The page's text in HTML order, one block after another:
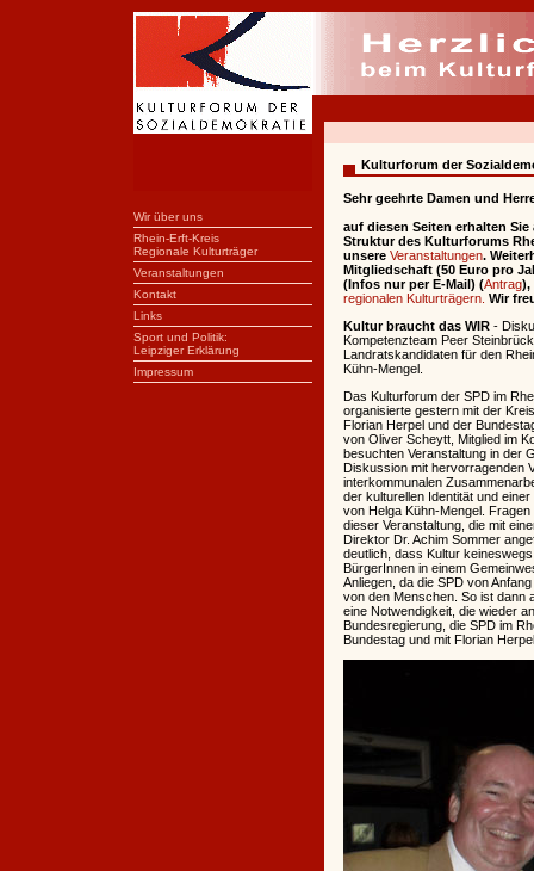
Wir über uns
Rhein-Erft-Kreis
Regionale Kulturträger
Veranstaltungen
Kontakt
Links
Sport und Politik:
Leipziger Erklärung
Impressum
Kulturforum der
Sehr geehrte Damen und
auf diesen Seiten erhalten
Struktur des Kulturforums
unsere Veranstaltungen.
Mitgliedschaft (50 Euro pro
(Infos nur per E-Mail) (Antrag),
regionalen Kulturträgern. Wir
Kultur braucht das WIR -
Kompetenzteam Peer
Landratskandidaten für den
Kühn-Mengel.
Das Kulturforum der SPD im
organisierte gestern mit der
Florian Herpel und der
von Oliver Scheytt, Mitglied im
besuchten Veranstaltung in der
Diskussion mit hervorragenden
interkommunalen
der kulturellen Identität und
von Helga Kühn-Mengel.
dieser Veranstaltung, die mit
Direktor Dr. Achim Sommer
deutlich, dass Kultur
BürgerInnen in einem
Anliegen, da die SPD von
von den Menschen. So ist dann
eine Notwendigkeit, die wieder
Bundesregierung, die SPD im
Bundestag und mit Florian